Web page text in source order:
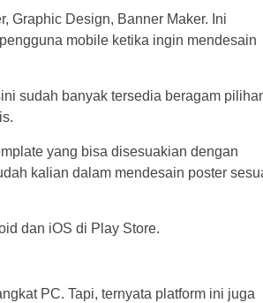
Graphic Design, Banner Maker. Ini
mobile ketika ingin mendesain
sudah banyak tersedia beragam
yang bisa disesuakian dengan
kalian dalam mendesain poster
dan iOS di Play Store.
PC. Tapi, ternyata platform ini juga